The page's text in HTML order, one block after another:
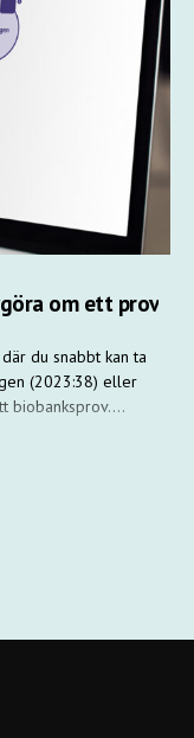
om ett prov
du snabbt kan ta
(2023:38) eller
biobanksprov.…